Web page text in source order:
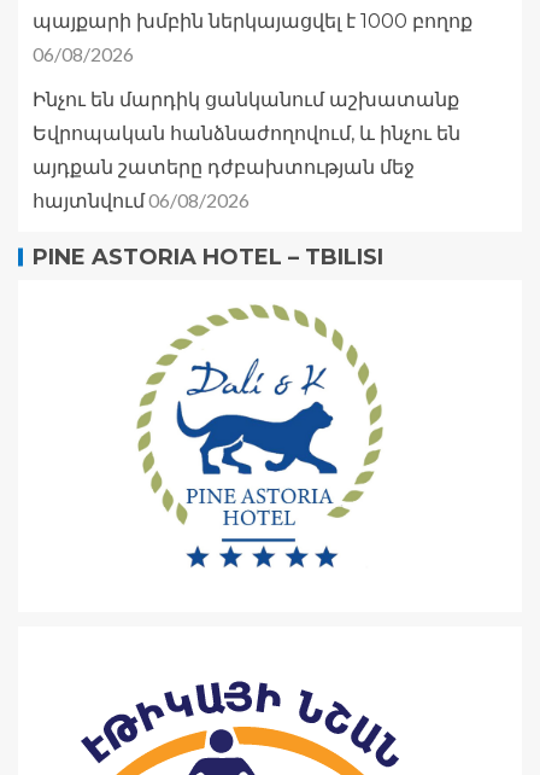
պայքարի խմբին ներկայացվել է 1000 բողոք
06/08/2026
Ինչու են մարդիկ ցանկանում աշխատանք
Եվրոպական հանձնաժողովում, և ինչու են
այդքան շատերը դժբախտության մեջ
հայտնվում06/08/2026
PINE ASTORIA HOTEL – TBILISI